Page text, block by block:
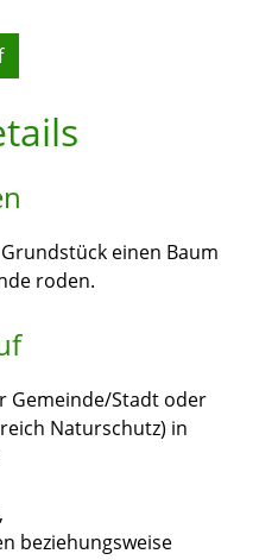
einen Baum
roden.
Gemeinde/Stadt oder
Naturschutz) in
beziehungsweise